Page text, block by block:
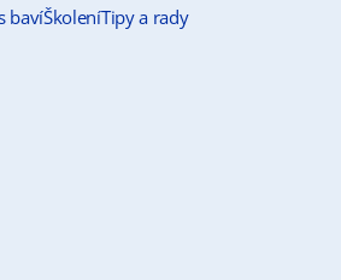
bavíŠkoleníTipy a rady